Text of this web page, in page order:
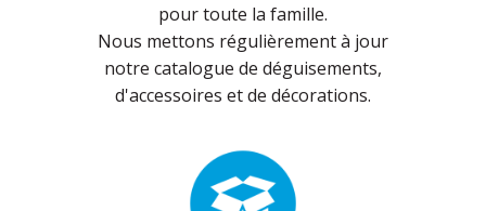
pour toute la famille.
Nous mettons régulièrement à jour
notre catalogue de déguisements,
d'accessoires et de décorations.